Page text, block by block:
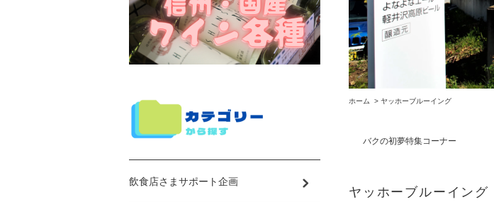
ホーム > ヤッホーブルーイング
バクの初夢特集コーナー
ヤッホーブルーイング
飲食店さまサポート企画